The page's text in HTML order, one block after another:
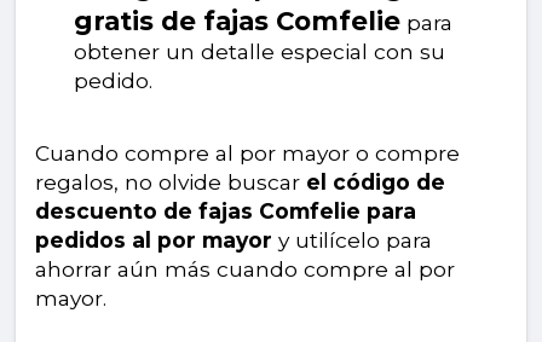
gratis de fajas Comfelie para
obtener un detalle especial con su
pedido.
Cuando compre al por mayor o compre
regalos, no olvide buscar el código de
descuento de fajas Comfelie para
pedidos al por mayor y utilícelo para
ahorrar aún más cuando compre al por
mayor.